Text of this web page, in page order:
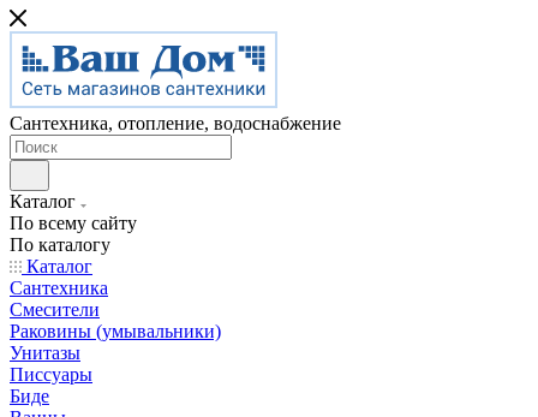
Сантехника, отопление, водоснабжение
Каталог
По всему сайту
По каталогу
Каталог
Сантехника
Смесители
Раковины (умывальники)
Унитазы
Писсуары
Биде